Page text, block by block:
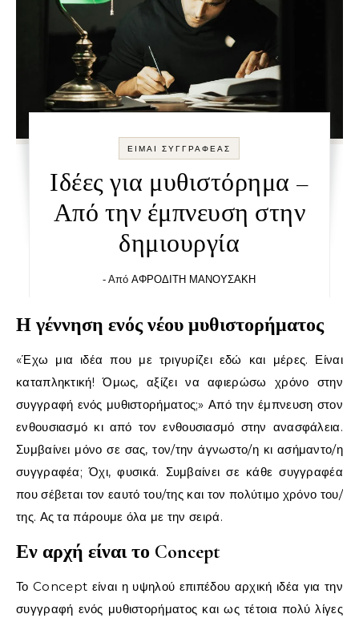
ΕΙΜΑΙ ΣΥΓΓΡΑΦΕΑΣ
Ιδέες για μυθιστόρημα –
Από την έμπνευση στην
δημιουργία
- ΑπόΑΦΡΟΔΙΤΗ ΜΑΝΟΥΣΑΚΗ
Η γέννηση ενός νέου μυθιστορήματος
«Έχω μια ιδέα που με τριγυρίζει εδώ και μέρες. Είναι
καταπληκτική! Όμως, αξίζει να αφιερώσω χρόνο στην
συγγραφή ενός μυθιστορήματος;» Από την έμπνευση στον
ενθουσιασμό κι από τον ενθουσιασμό στην ανασφάλεια.
Συμβαίνει μόνο σε σας, τον/την άγνωστο/η κι ασήμαντο/η
συγγραφέα; Όχι, φυσικά. Συμβαίνει σε κάθε συγγραφέα
που σέβεται τον εαυτό του/της και τον πολύτιμο χρόνο του/
της. Ας τα πάρουμε όλα με την σειρά.
Εν αρχή είναι το Concept
Το Concept είναι η υψηλού επιπέδου αρχική ιδέα για την
συγγραφή ενός μυθιστορήματος και ως τέτοια πολύ λίγες